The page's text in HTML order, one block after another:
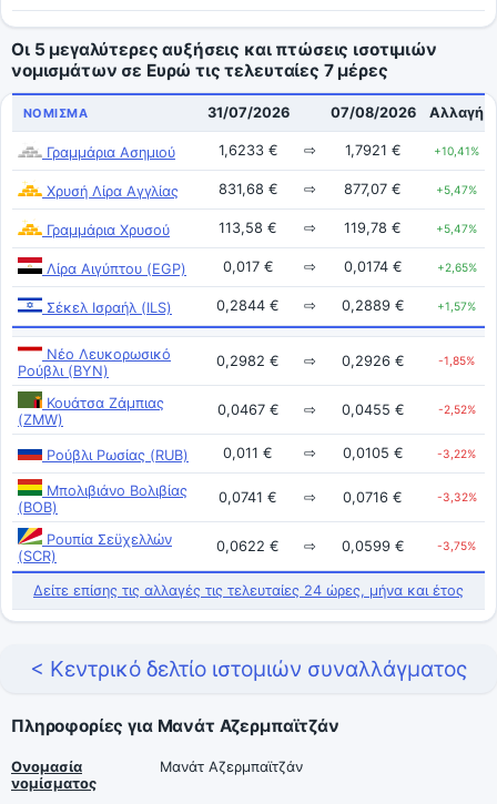
Οι 5 μεγαλύτερες αυξήσεις και πτώσεις ισοτιμιών
νομισμάτων σε Ευρώ τις τελευταίες 7 μέρες
ΝΌΜΙΣΜΑ 31/07/2026 07/08/2026 Αλλαγή
Γραμμάρια Ασημιού 1,6233 € ⇨ 1,7921 € +10,41%
Χρυσή Λίρα Αγγλίας 831,68 € ⇨ 877,07 € +5,47%
Γραμμάρια Χρυσού 113,58 € ⇨ 119,78 € +5,47%
Λίρα Αιγύπτου (EGP) 0,017 € ⇨ 0,0174 € +2,65%
Σέκελ Ισραήλ (ILS) 0,2844 € ⇨ 0,2889 € +1,57%
Νέο Λευκορωσικό
Ρούβλι (BYN)
0,2982 € ⇨ 0,2926 € -1,85%
Κουάτσα Ζάμπιας
(ZMW)
0,0467 € ⇨ 0,0455 € -2,52%
Ρούβλι Ρωσίας (RUB) 0,011 € ⇨ 0,0105 € -3,22%
Μπολιβιάνο Βολιβίας
(BOB)
0,0741 € ⇨ 0,0716 € -3,32%
Ρουπία Σεϋχελλών
(SCR)
0,0622 € ⇨ 0,0599 € -3,75%
Δείτε επίσης τις αλλαγές τις τελευταίες 24 ώρες, μήνα και έτος
< Κεντρικό δελτίο ιστομιών συναλλάγματος
Πληροφορίες για Μανάτ Αζερμπαϊτζάν
Ονομασία
νομίσματος
Μανάτ Αζερμπαϊτζάν